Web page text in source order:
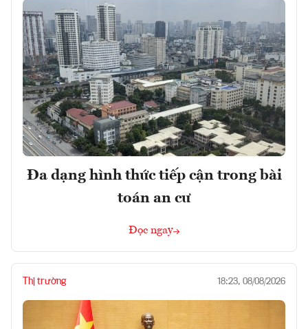
Đa dạng hình thức tiếp cận trong bài
toán an cư
Đọc ngay
Thị trường 18:23, 08/08/2026